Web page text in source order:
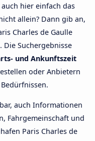
hier einfach das
allein? Dann gib an,
Charles de Gaulle
Die Suchergebnisse
und Ankunftszeit
oder Anbietern
auch Informationen
Fahrgemeinschaft und
Paris Charles de